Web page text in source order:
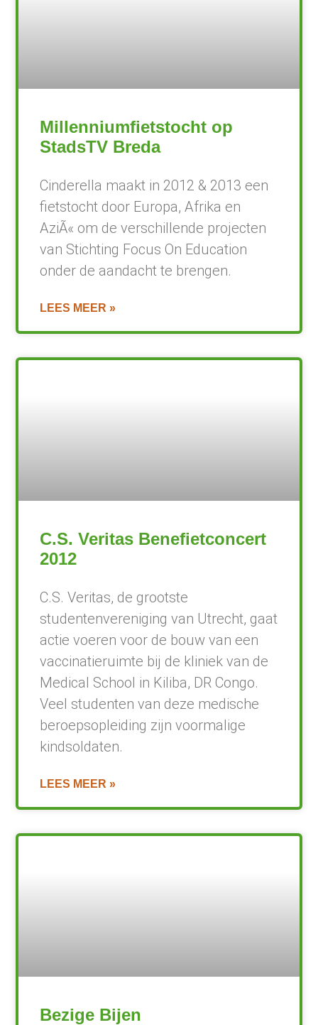
Millenniumfietstocht op
StadsTV Breda
Cinderella maakt in 2012 & 2013 een
fietstocht door Europa, Afrika en
AziÃ« om de verschillende projecten
van Stichting Focus On Education
onder de aandacht te brengen.
LEES MEER »
C.S. Veritas Benefietconcert
2012
C.S. Veritas, de grootste
studentenvereniging van Utrecht, gaat
actie voeren voor de bouw van een
vaccinatieruimte bij de kliniek van de
Medical School in Kiliba, DR Congo.
Veel studenten van deze medische
beroepsopleiding zijn voormalige
kindsoldaten.
LEES MEER »
Bezige Bijen